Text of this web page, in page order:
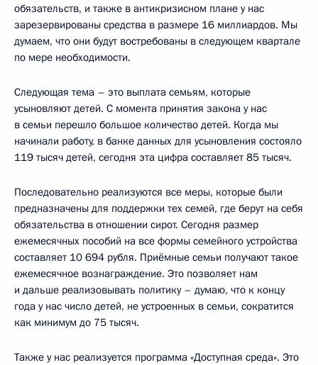
обязательств, и также в антикризисном плане у нас
зарезервированы средства в размере 16 миллиардов. Мы
думаем, что они будут востребованы в следующем квартале
по мере необходимости.
Следующая тема – это выплата семьям, которые
усыновляют детей. С момента принятия закона у нас
в семьи перешло большое количество детей. Когда мы
начинали работу, в банке данных для усыновления состояло
119 тысяч детей, сегодня эта цифра составляет 85 тысяч.
Последовательно реализуются все меры, которые были
предназначены для поддержки тех семей, где берут на себя
обязательства в отношении сирот. Сегодня размер
ежемесячных пособий на все формы семейного устройства
составляет 10 694 рубля. Приёмные семьи получают такое
ежемесячное вознаграждение. Это позволяет нам
и дальше реализовывать политику – думаю, что к концу
года у нас число детей, не устроенных в семьи, сократится
как минимум до 75 тысяч.
Также у нас реализуется программа «Доступная среда». Это